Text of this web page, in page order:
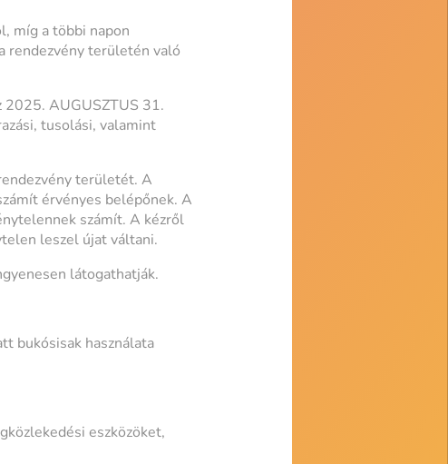
míg a többi napon
rendezvény területén való
2025. AUGUSZTUS 31.
tusolási, valamint
területét. A
érvényes belépőnek. A
számít. A kézről
leszel újat váltani.
látogathatják.
bukósisak használata
eszközöket,